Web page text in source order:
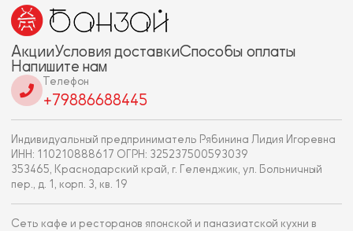
АкцииУсловия доставкиСпособы оплаты
Напишите нам
Телефон
+79886688445
Индивидуальный предприниматель Рябинина Лидия Игоревна
ИНН: 110210888617 ОГРН: 325237500593039
353465, Краснодарский край, г. Геленджик, ул. Больничный
пер., д. 1, корп. 3, кв. 19
Сеть кафе и ресторанов японской и паназиатской кухни в